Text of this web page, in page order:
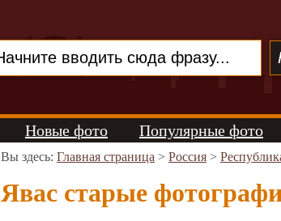
Новые фото Популярные фото
Вы здесь: Главная страница > Россия >
Явас старые